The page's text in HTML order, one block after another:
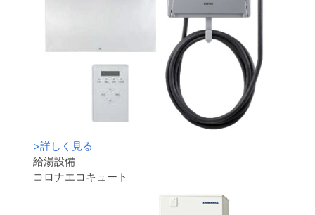
>詳しく見る
給湯設備
コロナエコキュート